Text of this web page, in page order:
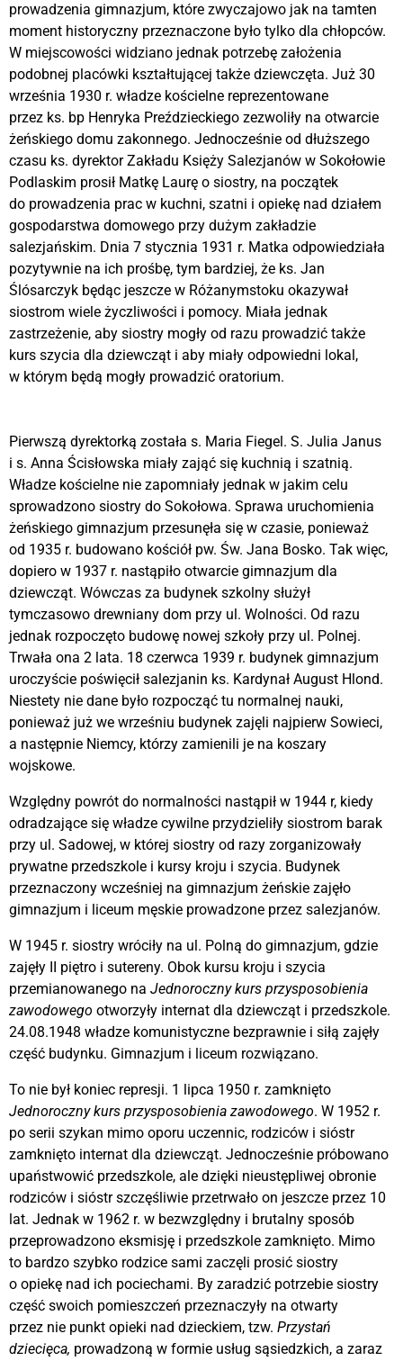
prowadzenia gimnazjum, które zwyczajowo jak na tamten
moment historyczny przeznaczone było tylko dla chłopców.
W miejscowości widziano jednak potrzebę założenia
podobnej placówki kształtującej także dziewczęta. Już 30
września 1930 r. władze kościelne reprezentowane
przez ks. bp Henryka Preździeckiego zezwoliły na otwarcie
żeńskiego domu zakonnego. Jednocześnie od dłuższego
czasu ks. dyrektor Zakładu Księży Salezjanów w Sokołowie
Podlaskim prosił Matkę Laurę o siostry, na początek
do prowadzenia prac w kuchni, szatni i opiekę nad działem
gospodarstwa domowego przy dużym zakładzie
salezjańskim. Dnia 7 stycznia 1931 r. Matka odpowiedziała
pozytywnie na ich prośbę, tym bardziej, że ks. Jan
Ślósarczyk będąc jeszcze w Różanymstoku okazywał
siostrom wiele życzliwości i pomocy. Miała jednak
zastrzeżenie, aby siostry mogły od razu prowadzić także
kurs szycia dla dziewcząt i aby miały odpowiedni lokal,
w którym będą mogły prowadzić oratorium.
Pierwszą dyrektorką została s. Maria Fiegel. S. Julia Janus
i s. Anna Ścisłowska miały zająć się kuchnią i szatnią.
Władze kościelne nie zapomniały jednak w jakim celu
sprowadzono siostry do Sokołowa. Sprawa uruchomienia
żeńskiego gimnazjum przesunęła się w czasie, ponieważ
od 1935 r. budowano kościół pw. Św. Jana Bosko. Tak więc,
dopiero w 1937 r. nastąpiło otwarcie gimnazjum dla
dziewcząt. Wówczas za budynek szkolny służył
tymczasowo drewniany dom przy ul. Wolności. Od razu
jednak rozpoczęto budowę nowej szkoły przy ul. Polnej.
Trwała ona 2 lata. 18 czerwca 1939 r. budynek gimnazjum
uroczyście poświęcił salezjanin ks. Kardynał August Hlond.
Niestety nie dane było rozpocząć tu normalnej nauki,
ponieważ już we wrześniu budynek zajęli najpierw Sowieci,
a następnie Niemcy, którzy zamienili je na koszary
wojskowe.
Względny powrót do normalności nastąpił w 1944 r, kiedy
odradzające się władze cywilne przydzieliły siostrom barak
przy ul. Sadowej, w której siostry od razy zorganizowały
prywatne przedszkole i kursy kroju i szycia. Budynek
przeznaczony wcześniej na gimnazjum żeńskie zajęło
gimnazjum i liceum męskie prowadzone przez salezjanów.
W 1945 r. siostry wróciły na ul. Polną do gimnazjum, gdzie
zajęły II piętro i sutereny. Obok kursu kroju i szycia
przemianowanego na Jednoroczny kurs przysposobienia
zawodowego otworzyły internat dla dziewcząt i przedszkole.
24.08.1948 władze komunistyczne bezprawnie i siłą zajęły
część budynku. Gimnazjum i liceum rozwiązano.
To nie był koniec represji. 1 lipca 1950 r. zamknięto
Jednoroczny kurs przysposobienia zawodowego. W 1952 r.
po serii szykan mimo oporu uczennic, rodziców i sióstr
zamknięto internat dla dziewcząt. Jednocześnie próbowano
upaństwowić przedszkole, ale dzięki nieustępliwej obronie
rodziców i sióstr szczęśliwie przetrwało on jeszcze przez 10
lat. Jednak w 1962 r. w bezwzględny i brutalny sposób
przeprowadzono eksmisję i przedszkole zamknięto. Mimo
to bardzo szybko rodzice sami zaczęli prosić siostry
o opiekę nad ich pociechami. By zaradzić potrzebie siostry
część swoich pomieszczeń przeznaczyły na otwarty
przez nie punkt opieki nad dzieckiem, tzw. Przystań
dziecięca, prowadzoną w formie usług sąsiedzkich, a zaraz